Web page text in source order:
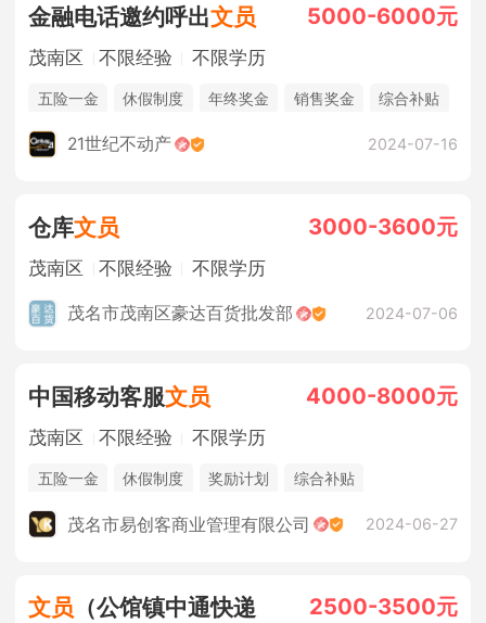
金融电话邀约呼出文员 5000-6000元
茂南区 不限经验 不限学历
五险一金 休假制度 年终奖金 销售奖金
综合补贴
奖励计划
21世纪不动产 2024-07-16
仓库文员 3000-3600元
茂南区 不限经验 不限学历
茂名市茂南区豪达百货批发部 2024-07-06
中国移动客服文员 4000-8000元
茂南区 不限经验 不限学历
五险一金 休假制度 奖励计划
综合补贴
法定节假日
茂名市易创客商业管理有限公司 2024-06-27
文员 （公馆镇中通快递 2500-3500元